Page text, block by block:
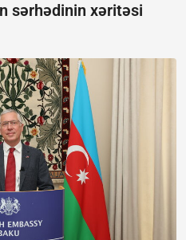
sərhədinin xəritəsi